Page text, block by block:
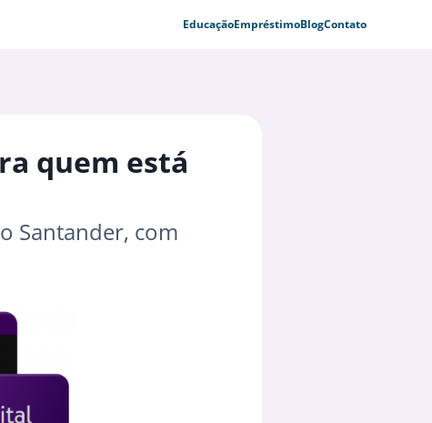
EducaçãoEmpréstimoBlogContato
quem está
Santander, com